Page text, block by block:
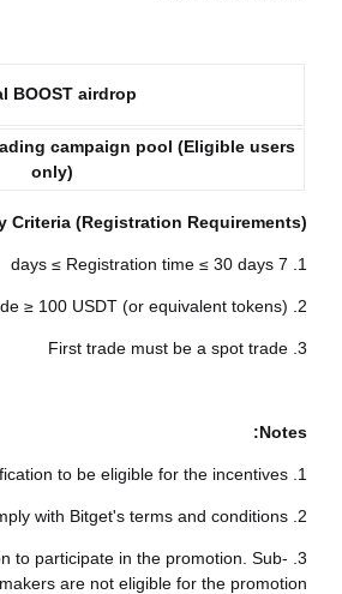
BOOST airdrop
campaign pool (Eligible users
only)
Criteria (Registration Requirements)
1. 7 days ≤ Registration time ≤ 30 days
2. Net deposit before first trade ≥ 100 USDT (or equivalent tokens)
3. First trade must be a spot trade
Notes:
1. Participants must complete identity verification to be eligible for the incentives.
2. All participants must strictly comply with Bitget's terms and conditions.
to participate in the promotion. Sub-
are not eligible for the promotion.